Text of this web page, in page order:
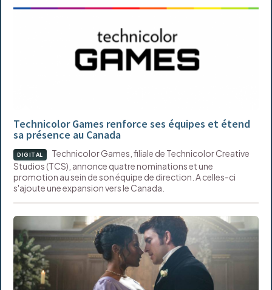
Technicolor Games renforce ses équipes et étend
sa présence au Canada
DIGITAL
Technicolor Games, filiale de Technicolor Creative
Studios (TCS), annonce quatre nominations et une
promotion au sein de son équipe de direction. A celles-ci
s'ajoute une expansion vers le Canada.